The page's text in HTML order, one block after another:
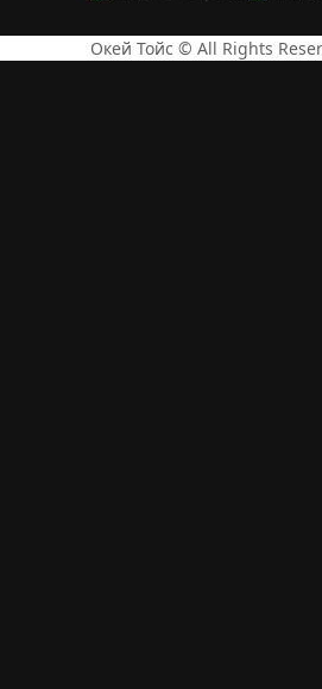
Окей Тойс © All Rights